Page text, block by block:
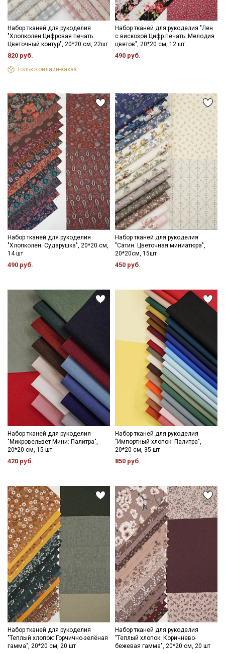
Набор тканей для рукоделия
"Хлопколен Цифровая печать:
Цветочный контур", 20*20 см, 22шт
820 руб.
Только онлайн-заказ
Набор тканей для рукоделия "Лен
с вискозой Цифр.печать: Мелодия
цветов", 20*20 см, 12 шт
490 руб.
Набор тканей для рукоделия
"Хлопколен: Сударушка", 20*20 см,
14 шт
490 руб.
Набор тканей для рукоделия
"Сатин: Цветочная миниатюра",
20*20см, 15шт
450 руб.
Набор тканей для рукоделия
"Микровельвет Мини: Палитра",
20*20 см, 15 шт
420 руб.
Набор тканей для рукоделия
"Импортный хлопок: Палитра",
20*20 см, 35 шт
850 руб.
Набор тканей для рукоделия
"Теплый хлопок: Горчично-зелёная
гамма", 20*20 см, 20 шт
Набор тканей для рукоделия
"Теплый хлопок: Коричнево-
бежевая гамма", 20*20 см, 20 шт